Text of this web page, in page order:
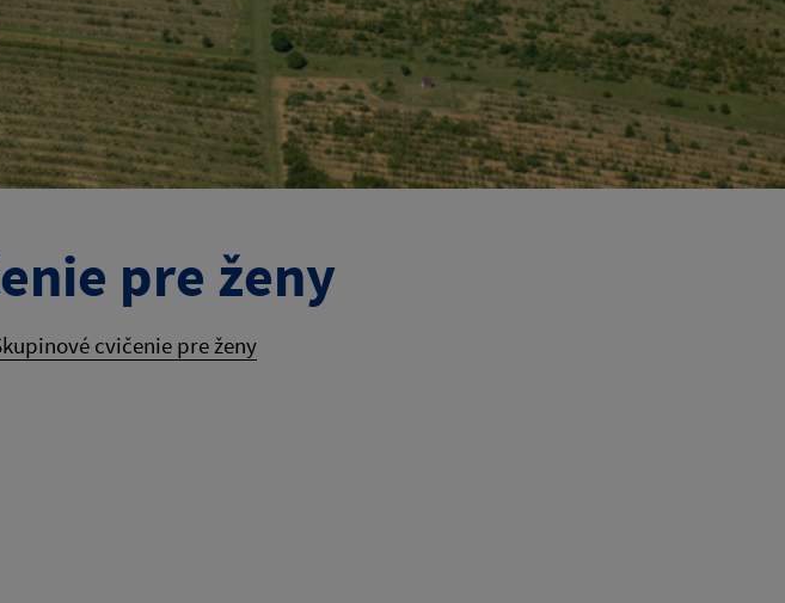
pre ženy
cvičenie pre ženy